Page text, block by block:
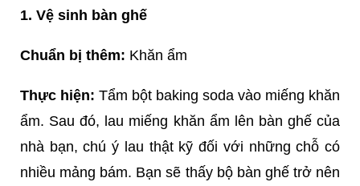
1. Vệ sinh bàn ghế
Chuẩn bị thêm: Khăn ẩm
Thực hiện: Tẩm bột baking soda vào miếng khăn
ẩm. Sau đó, lau miếng khăn ẩm lên bàn ghế của
nhà bạn, chú ý lau thật kỹ đối với những chỗ có
nhiều mảng bám. Bạn sẽ thấy bộ bàn ghế trở nên